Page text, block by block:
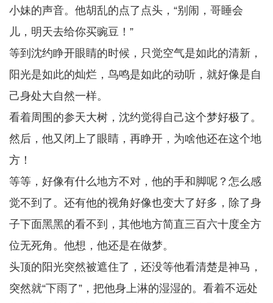
小妹的声音。他胡乱的点了点头，“别闹，哥睡会
儿，明天去给你买豌豆！”
等到沈约睁开眼睛的时候，只觉空气是如此的清新，
阳光是如此的灿烂，鸟鸣是如此的动听，就好像是自
己身处大自然一样。
看着周围的参天大树，沈约觉得自己这个梦好极了。
然后，他又闭上了眼睛，再睁开，为啥他还在这个地
方！
等等，好像有什么地方不对，他的手和脚呢？怎么感
觉不到了。还有他的视角好像也变大了好多，除了身
子下面黑黑的看不到，其他地方简直三百六十度全方
位无死角。他想，他还是在做梦。
头顶的阳光突然被遮住了，还没等他看清楚是神马，
突然就“下雨了”，把他身上淋的湿湿的。看着不远处